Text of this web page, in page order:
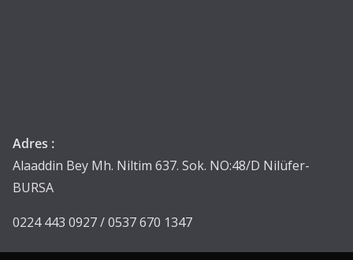
Adres :
Alaaddin Bey Mh. Niltim 637. Sok. NO:48/D Nilüfer-
BURSA
0224 443 0927 / 0537 670 1347